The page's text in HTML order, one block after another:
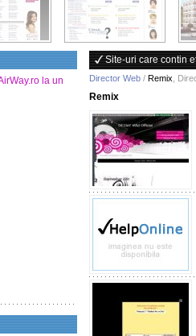
la un
Site-uri care contin
Director Web / Remix
Remix